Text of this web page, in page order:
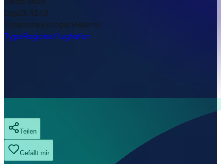
Lng23.4243
TimezoneEurope/Helsinki
TypeRegionalflughafen
Teilen
Gefällt mir